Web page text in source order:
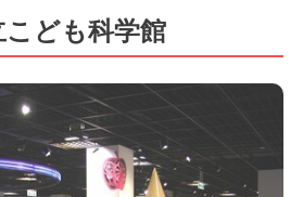
こども科学館